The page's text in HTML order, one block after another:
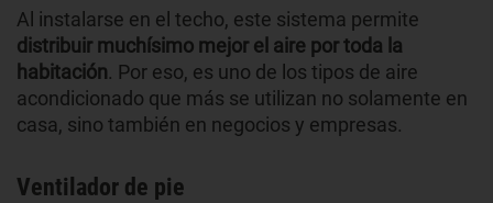
Al instalarse en el techo, este sistema permite
distribuir muchísimo mejor el aire por toda la
habitación. Por eso, es uno de los tipos de aire
acondicionado que más se utilizan no solamente en
casa, sino también en negocios y empresas.
Ventilador de pie